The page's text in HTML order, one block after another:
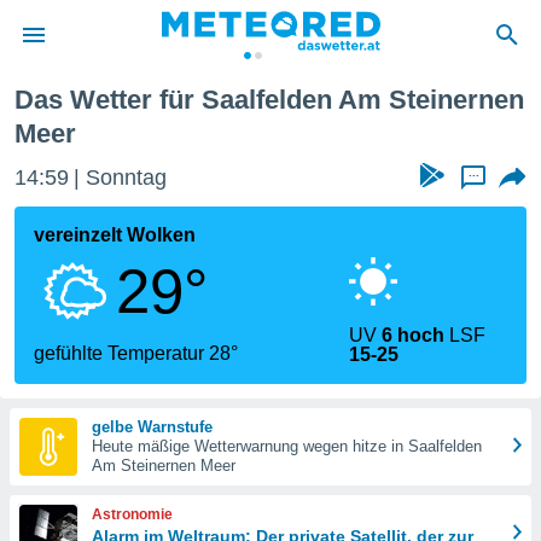
dass
von
diese
die
Das Wetter für Saalfelden Am Steinernen
Meer
14:59 Sonntag ...
vereinzelt Wolken
29°
gefühlte Temperatur 28°
UV6 hoch LSF
15-25
gelbe Warnstufe
Heute mäßige Wetterwarnung wegen hitze in Saalfelden
Am Steinernen Meer
Astronomie
Alarm im Weltraum: Der private Satellit, der zur